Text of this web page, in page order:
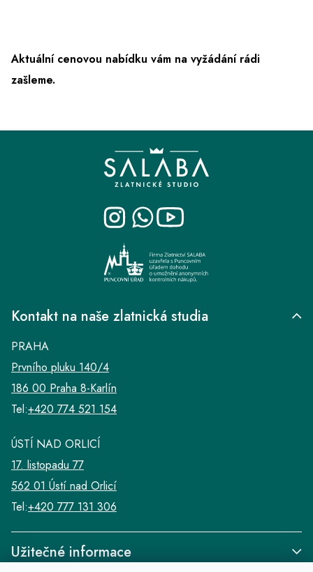
Aktuální cenovou nabídku vám na vyžádání rádi
zašleme.
Užitečné informace
Kontakt na naše zlatnická studia
PRAHA
Prvního pluku 140/4
186 00 Praha 8-Karlín
Tel:+420 774 521 154
ÚSTÍ NAD ORLICÍ
17. listopadu 77
562 01 Ústí nad Orlicí
Tel:+420 777 131 306